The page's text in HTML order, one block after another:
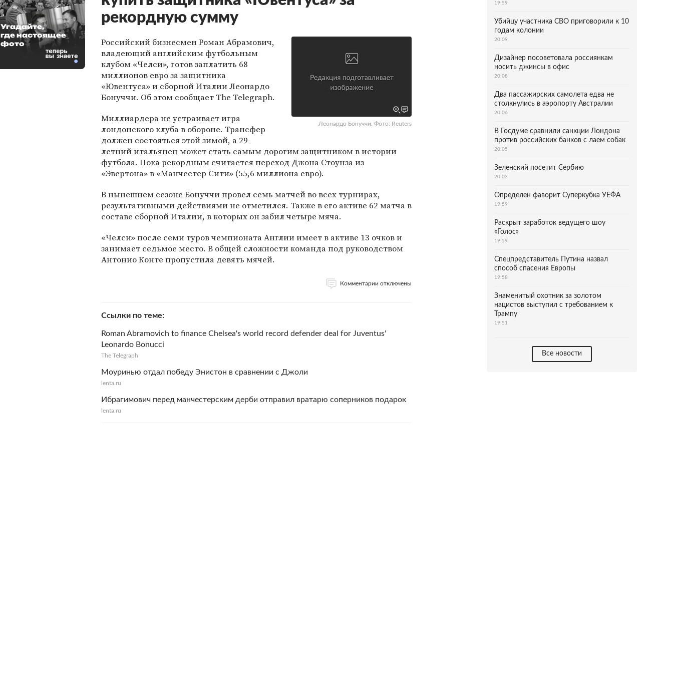
рекордную сумму
Леонардо Бонуччи. Фото: Reuters
Российский бизнесмен Роман Абрамович,
владеющий английским футбольным
клубом «Челси», готов заплатить 68
миллионов евро за защитника
«Ювентуса» и сборной Италии Леонардо
Бонуччи. Об этом сообщает The Telegraph.
Миллиардера не устраивает игра
лондонского клуба в обороне. Трансфер
должен состояться этой зимой, а 29-
летний итальянец может стать самым дорогим защитником в истории
футбола. Пока рекордным считается переход Джона Стоунза из
«Эвертона» в «Манчестер Сити» (55,6 миллиона евро).
В нынешнем сезоне Бонуччи провел семь матчей во всех турнирах,
результативными действиями не отметился. Также в его активе 62 матча в
составе сборной Италии, в которых он забил четыре мяча.
«Челси» после семи туров чемпионата Англии имеет в активе 13 очков и
занимает седьмое место. В общей сложности команда под руководством
Антонио Конте пропустила девять мячей.
Комментарии отключены
Ссылки по теме
Roman Abramovich to finance Chelsea's world record defender deal for Juventus'
Leonardo Bonucci
The Telegraph
Моуринью отдал победу Энистон в сравнении с Джоли
lenta.ru
Ибрагимович перед манчестерским дерби отправил вратарю соперников подарок
lenta.ru
Угадайте,
где настоящее
фото
19:59
Убийцу участника СВО приговорили к 10
годам колонии
20:09
Дизайнер посоветовала россиянкам
носить джинсы в офис
20:08
Два пассажирских самолета едва не
столкнулись в аэропорту Австралии
20:06
В Госдуме сравнили санкции Лондона
против российских банков с лаем собак
20:05
Зеленский посетит Сербию
20:03
Определен фаворит Суперкубка УЕФА
19:59
Раскрыт заработок ведущего шоу
«Голос»
19:59
Спецпредставитель Путина назвал
способ спасения Европы
19:58
Знаменитый охотник за золотом
нацистов выступил с требованием к
Трампу
19:51
Все новости